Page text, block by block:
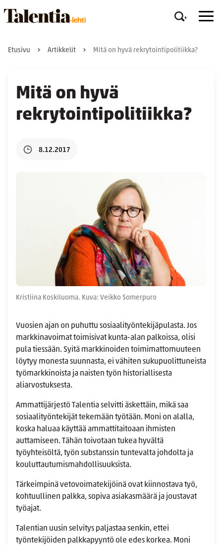
Etusivu Artikkelit Mitä on hyvä rekrytointipolitiikka?
Mitä on hyvä
rekrytointipolitiikka?
8.12.2017
Kristiina Koskiluoma. Kuva: Veikko Somerpuro
Vuosien ajan on puhuttu sosiaalityöntekijäpulasta. Jos
markkinavoimat toimisivat kunta-alan palkoissa, olisi
pula tiessään. Syitä markkinoiden toimimattomuuteen
löytyy monesta suunnasta, ei vähiten sukupuolittuneista
työmarkkinoista ja naisten työn historiallisesta
aliarvostuksesta.
Ammattijärjestö Talentia selvitti äskettäin, mikä saa
sosiaalityöntekijät tekemään työtään. Moni on alalla,
koska haluaa käyttää ammattitaitoaan ihmisten
auttamiseen. Tähän toivotaan tukea hyvältä
työyhteisöltä, työn substanssin tuntevalta johdolta ja
kouluttautumismahdollisuuksista.
Tärkeimpinä vetovoimatekijöinä ovat kiinnostava työ,
kohtuullinen palkka, sopiva asiakasmäärä ja joustavat
työajat.
Talentian uusin selvitys paljastaa senkin, ettei
työntekijöiden palkkapyyntö ole edes korkea. Moni